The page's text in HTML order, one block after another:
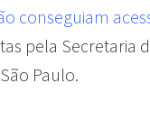
conseguiam
pela Secretaria
Paulo.